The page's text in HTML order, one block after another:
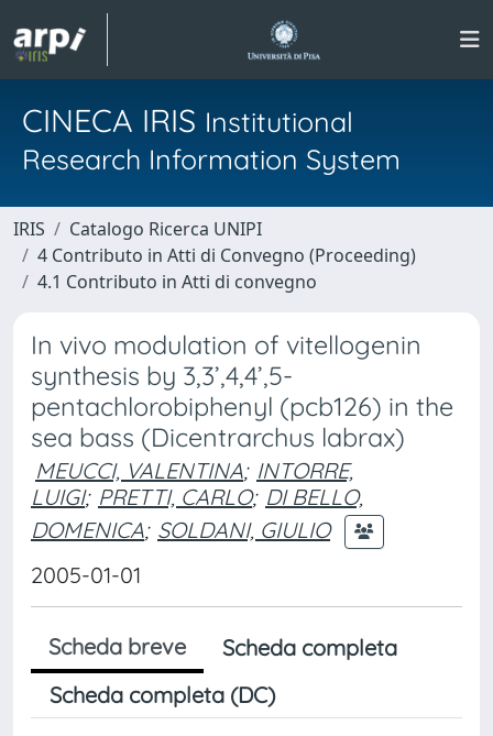
CINECA IRIS Institutional
Research Information System
IRIS
Catalogo Ricerca UNIPI
4 Contributo in Atti di Convegno (Proceeding)
4.1 Contributo in Atti di convegno
In vivo modulation of vitellogenin
synthesis by 3,3’,4,4’,5-
pentachlorobiphenyl (pcb126) in the
sea bass (Dicentrarchus labrax)
MEUCCI, VALENTINA; INTORRE,
LUIGI; PRETTI, CARLO; DI BELLO,
DOMENICA; SOLDANI, GIULIO
2005-01-01
Scheda breve
Scheda completa
Scheda completa (DC)